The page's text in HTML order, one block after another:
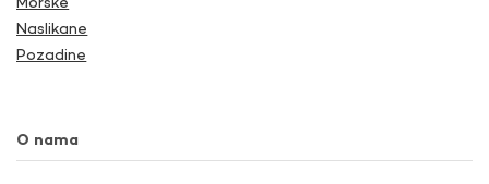
Naslikane
Pozadine
O nama